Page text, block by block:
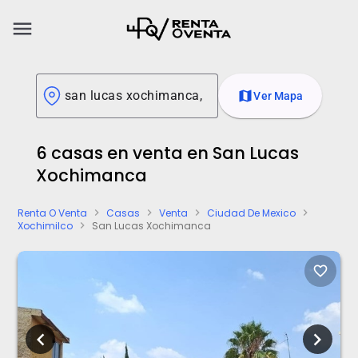
menu
mapVer Mapa
6 casas en venta en San Lucas
Xochimanca
Renta O Venta chevron_right Casas chevron_right Venta chevron_right Ciudad De Mexico chevron_right
Xochimilco chevron_right San Lucas Xochimanca
favorite_border
chevron_left chevron_right